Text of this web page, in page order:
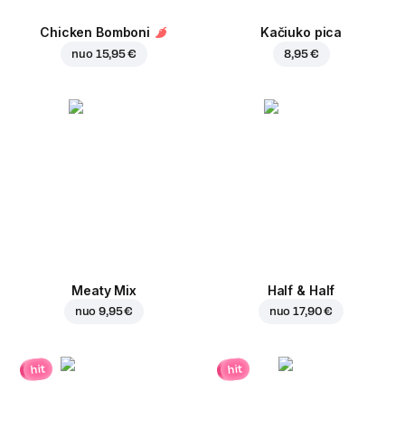
Chicken Bomboni
nuo 15,95 €
Kačiuko pica
8,95 €
Meaty Mix
nuo9,95 €
Half & Half
nuo17,90 €
hit hit